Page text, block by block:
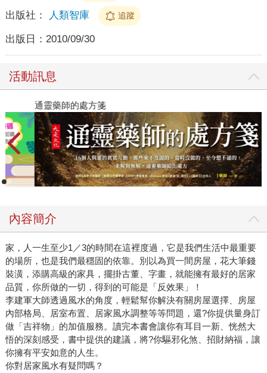
出版社： 人類智庫 追蹤
出版日： 2010/09/30
活動訊息
閱讀漫遊錄-2026上半年暢銷榜
內容簡介
家，人一生至少1／3的時間在這裡度過，它是我們生活中最重要
的場所，也是我們最穩固的依靠。別以為買一間房屋，花大筆錢
裝潢，添購高級的家具，擺掛古董、字畫，就能擁有最好的居家
品質，你所做的一切，得到的可能是「反效果」！
李建軍大師透過風水的角度，輕鬆幫你解決有關房屋選擇、房屋
內部格局、居室布置、居家風水調整等等問題，還?你提供量身訂
做「吉祥物」的加值服務。讀完本書會讓你有耳目一新、恍然大
悟的深刻感受，書中提供的建議，將?你驅邪化煞、招財納福，讓
你擁有平安如意的人生。
你對居家風水有疑問嗎？